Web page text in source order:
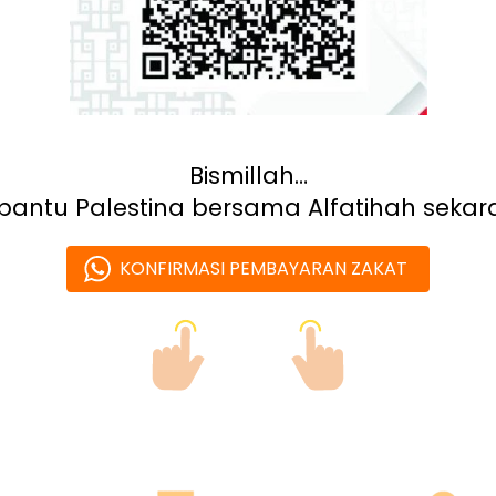
Bismillah…
Palestina bersama Alfatihah
` KONFIRMASI PEMBAYARAN ZAKAT